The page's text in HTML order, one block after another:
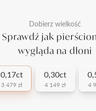
Dobierz wielkość
Sprawdź jak
wygląda na dłoni
0,17ct
3 479 zł
0,30ct
4 149 zł 4